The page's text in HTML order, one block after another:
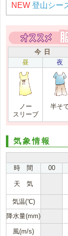
NEW 登山シー
今 日
昼
夜
ノー
スリーブ
半そ
気象情報
時 間
00
天 気
気温(℃)
降水量(mm)
風(m/s)